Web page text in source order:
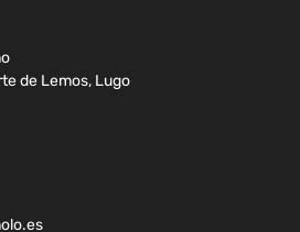
de Lemos, Lugo